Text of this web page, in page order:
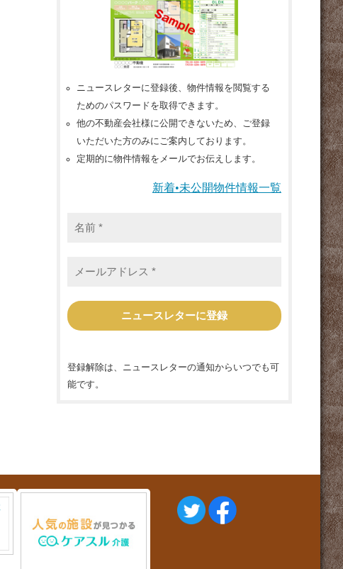
ニュースレターに登録後、物件情報を閲覧する
ためのパスワードを取得できます。
他の不動産会社様に公開できないため、ご登録
いただいた方のみにご案内しております。
定期的に物件情報をメールでお伝えします。
新着•未公開物件情報一覧
前
ー
ア
ド
レ
登録解除は、ニュースレターの通知からいつでも可
能です。